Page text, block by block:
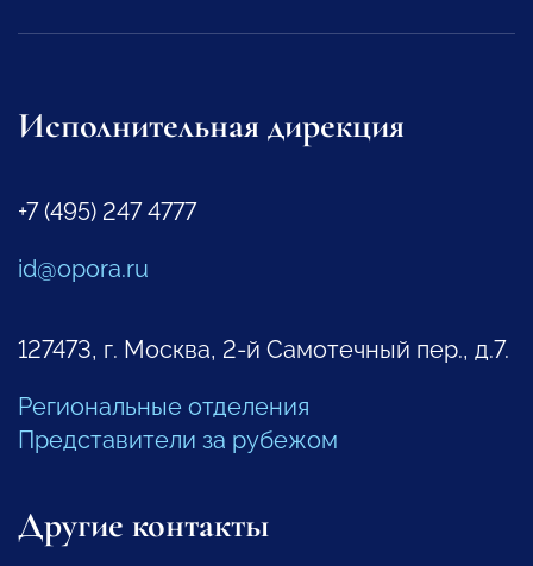
Исполнительная дирекция
+7 (495) 247 4777
id@opora.ru
127473, г. Москва, 2-й Самотечный пер., д.7.
Региональные отделения
Представители за рубежом
Другие контакты